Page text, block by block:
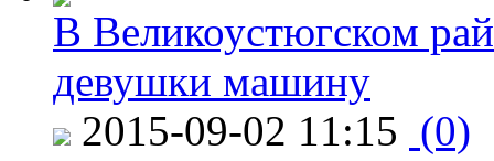
В Великоустюгском
девушки машину
2015-09-02 11:15 (0)